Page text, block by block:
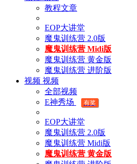
教程文章
EOP大讲堂
魔鬼训练营 2.0版
魔鬼训练营 Midi版
魔鬼训练营 黄金版
魔鬼训练营 进阶版
视频 视频
全部视频
E神秀场
有奖
EOP大讲堂
魔鬼训练营 2.0版
魔鬼训练营 Midi版
魔鬼训练营 黄金版